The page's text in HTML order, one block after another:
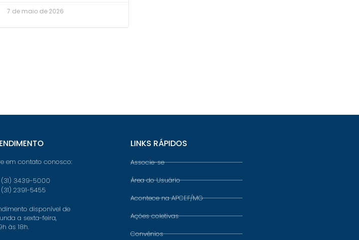
7 de maio de 2026
em contato conosco:
(31) 3439-5000
(31) 2391-5455
disponível de
a sexta-feira,
às 18h.
LINKS RÁPIDOS
Associe-se
Área do Usuário
Acontece na APCEF/MG
Ações coletivas
Convênios